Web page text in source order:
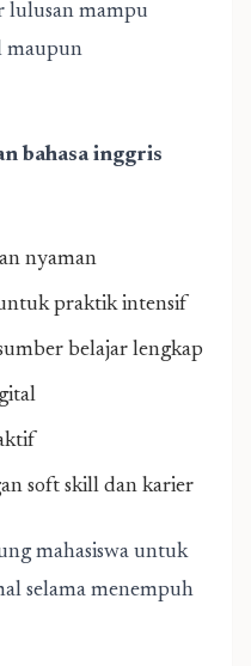
lulusan mampu
maupun
bahasa inggris
nyaman
praktik intensif
belajar lengkap
soft skill dan karier
mahasiswa untuk
selama menempuh